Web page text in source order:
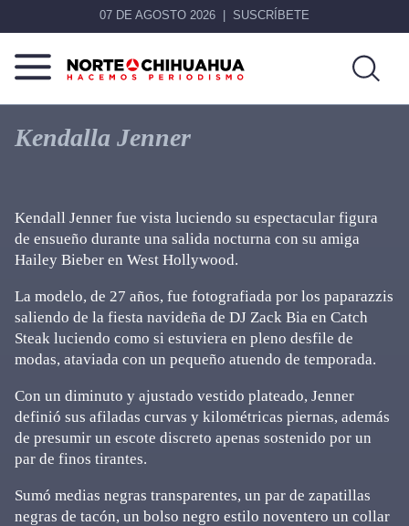
07 DE AGOSTO 2026 SUSCRÍBETE
Norte
De
Chihuahua
Más
que
noticias,
Kendalla Jenner
Kendall Jenner fue vista luciendo su espectacular figura
de ensueño durante una salida nocturna con su amiga
Hailey Bieber en West Hollywood.
La modelo, de 27 años, fue fotografiada por los paparazzis
saliendo de la fiesta navideña de DJ Zack Bia en Catch
Steak luciendo como si estuviera en pleno desfile de
modas, ataviada con un pequeño atuendo de temporada.
Con un diminuto y ajustado vestido plateado, Jenner
definió sus afiladas curvas y kilométricas piernas, además
de presumir un escote discreto apenas sostenido por un
par de finos tirantes.
Sumó medias negras transparentes, un par de zapatillas
negras de tacón, un bolso negro estilo noventero un collar